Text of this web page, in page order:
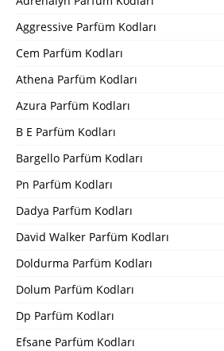
Aggressive Parfüm Kodları
Cem Parfüm Kodları
Athena Parfüm Kodları
Azura Parfüm Kodları
B E Parfüm Kodları
Bargello Parfüm Kodları
Pn Parfüm Kodları
Dadya Parfüm Kodları
David Walker Parfüm Kodları
Doldurma Parfüm Kodları
Dolum Parfüm Kodları
Dp Parfüm Kodları
Efsane Parfüm Kodları